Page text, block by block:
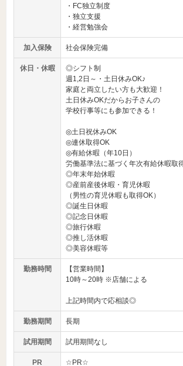
・FC独立制度
・独立支援
・経営勉強会
加入保険 社会保険完備
休日・休暇
◎シフト制
週1,2日～・土日休みOK♪
家庭と両立したい方も大歓迎！
土日休みOKだからお子さんの
学校行事等にも参加できる！
◎土日祝休みOK
◎連休取得OK
◎有給休暇（年10日）
労働基準法に基づく年次有給休暇取
◎年末年始休暇
◎産前産後休暇・育児休暇
（男性の育児休暇も取得OK）
◎誕生日休暇
◎記念日休暇
◎旅行休暇
◎推し活休暇
◎美容休暇等
勤務時間
【営業時間】
10時～20時 ※店舗による
上記時間内で応相談◎
勤務期間 長期
試用期間 試用期間なし
PR ☆PR☆